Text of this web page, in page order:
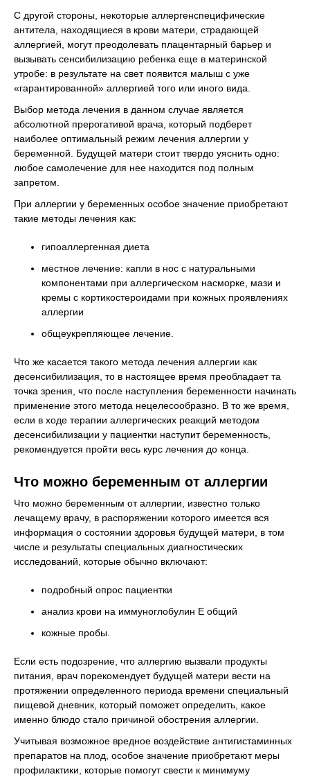
С другой стороны, некоторые аллергенспецифические
антитела, находящиеся в крови матери, страдающей
аллергией, могут преодолевать плацентарный барьер и
вызывать сенсибилизацию ребенка еще в материнской
утробе: в результате на свет появится малыш с уже
«гарантированной» аллергией того или иного вида.
Выбор метода лечения в данном случае является
абсолютной прерогативой врача, который подберет
наиболее оптимальный режим лечения аллергии у
беременной. Будущей матери стоит твердо уяснить одно:
любое самолечение для нее находится под полным
запретом.
При аллергии у беременных особое значение приобретают
такие методы лечения как:
гипоаллергенная диета
местное лечение: капли в нос с натуральными
компонентами при аллергическом насморке, мази и
кремы с кортикостероидами при кожных проявлениях
аллергии
общеукрепляющее лечение.
Что же касается такого метода лечения аллергии как
десенсибилизация, то в настоящее время преобладает та
точка зрения, что после наступления беременности начинать
применение этого метода нецелесообразно. В то же время,
если в ходе терапии аллергических реакций методом
десенсибилизации у пациентки наступит беременность,
рекомендуется пройти весь курс лечения до конца.
Что можно беременным от аллергии
Что можно беременным от аллергии, известно только
лечащему врачу, в распоряжении которого имеется вся
информация о состоянии здоровья будущей матери, в том
числе и результаты специальных диагностических
исследований, которые обычно включают:
подробный опрос пациентки
анализ крови на иммуноглобулин Е общий
кожные пробы.
Если есть подозрение, что аллергию вызвали продукты
питания, врач порекомендует будущей матери вести на
протяжении определенного периода времени специальный
пищевой дневник, который поможет определить, какое
именно блюдо стало причиной обострения аллергии.
Учитывая возможное вредное воздействие антигистаминных
препаратов на плод, особое значение приобретают меры
профилактики, которые помогут свести к минимуму